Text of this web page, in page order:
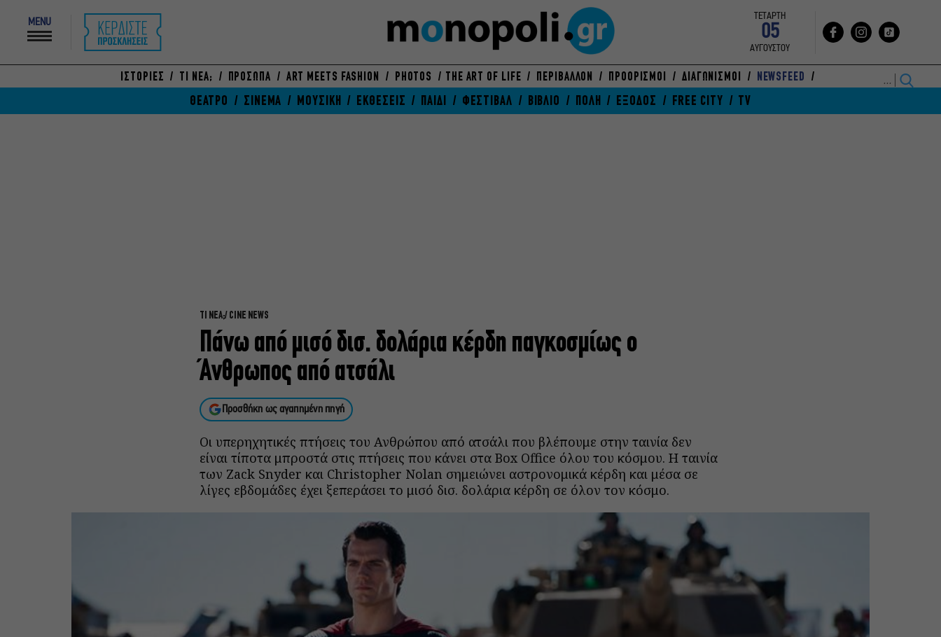
MENU
ΤΕΤΑΡΤΗ
05
ΑΥΓΟΥΣΤΟΥ
ΙΣΤΟΡΙΕΣ ΤΙ ΝΕΑ; ΠΡΟΣΩΠΑ ART MEETS FASHION PHOTOS THE ART OF LIFE ΠΕΡΙΒΑΛΛΟΝ ΠΡΟΟΡΙΣΜΟΙ ΔΙΑΓΩΝΙΣΜΟΙ NEWSFEED
ΘΕΑΤΡΟ ΣΙΝΕΜΑ ΜΟΥΣΙΚΗ ΕΚΘΕΣΕΙΣ ΠΑΙΔΙ ΦΕΣΤΙΒΑΛ ΒΙΒΛΙΟ ΠΟΛΗ ΕΞΟΔΟΣ FREE CITY TV
ΤΙ ΝΕΑ; CINE NEWS
Πάνω από μισό δισ. δολάρια κέρδη παγκοσμίως ο
Άνθρωπος από ατσάλι
Προσθήκη ως αγαπημένη πηγή
Οι υπερηχητικές πτήσεις του Ανθρώπου από ατσάλι που βλέπουμε στην ταινία δεν
είναι τίποτα μπροστά στις πτήσεις που κάνει στα Box Office όλου του κόσμου. Η ταινία
των Zack Snyder και Christopher Nolan σημειώνει αστρονομικά κέρδη και μέσα σε
λίγες εβδομάδες έχει ξεπεράσει το μισό δισ. δολάρια κέρδη σε όλον τον κόσμο.